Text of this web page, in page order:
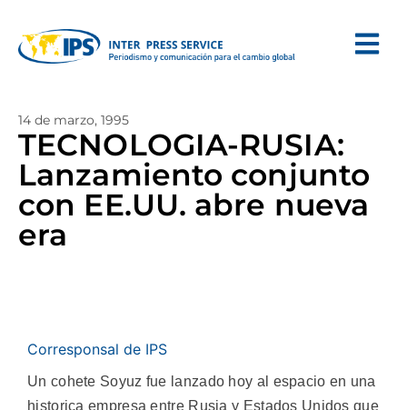
14 de marzo, 1995
TECNOLOGIA-RUSIA:
Lanzamiento conjunto
con EE.UU. abre nueva
era
Corresponsal de IPS
Un cohete Soyuz fue lanzado hoy al espacio en una
historica empresa entre Rusia y Estados Unidos que